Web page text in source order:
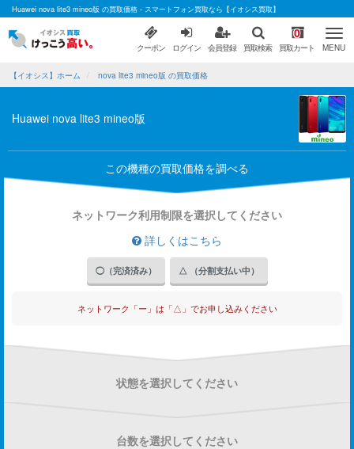
Huawei nova lite3 mineo版 の買取価格 - スマートフォン買取なら【イオシス買取】
クーポン ログイン 会員登録 買取検索
0
買取カート MENU
【イオシス】ホーム nova lite3 mineo版 の買取価格
Huawei nova lite3 mineo版
この機種の買取価格を調べる
ネットワーク利用制限を選択してください
詳しくはこちら
◯（完済済み） △ （分割支払い中）
ネットワーク「ー」は「△」でお申し込みください
状態を選択してください
台数を選択してください